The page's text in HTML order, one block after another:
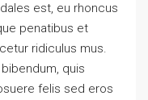
est, eu rhoncus
penatibus et
ridiculus mus.
quis
felis sed eros